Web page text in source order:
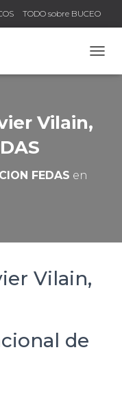
TODO sobre BUCEO
A
A
Vilain,
FEDAS en
Vilain,
de